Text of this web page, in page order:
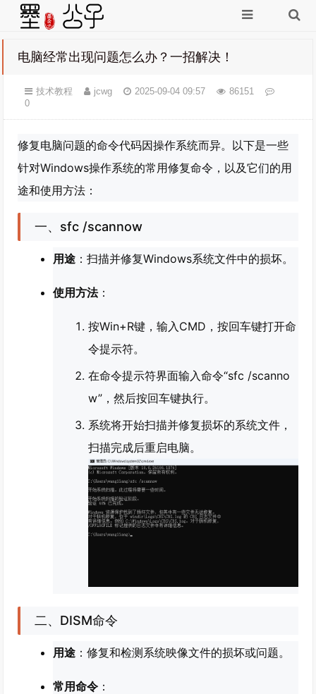
电脑经常出现问题怎么办？一招解决！
技术教程 jcwg 2025-09-04 09:57
86151
0
修复电脑问题的命令代码因操作系统而异。以下是一些
针对Windows操作系统的常用修复命令，以及它们的用
途和使用方法：
一、sfc /scannow
用途 ：扫描并修复Windows系统文件中的损坏。
使用方法：
按Win+R键，输入CMD，按回车键打开命
令提示符。
在命令提示符界面输入命令“sfc /scanno
w”，然后按回车键执行。
系统将开始扫描并修复损坏的系统文件，
扫描完成后重启电脑。
二、DISM命令
用途 ：修复和检测系统映像文件的损坏或问题。
常用命令 ：